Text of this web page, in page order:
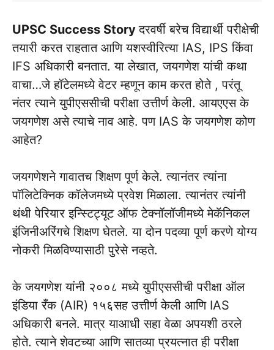
UPSC Success Storyदरवर्षी बरेच विद्यार्थी परीक्षेची
तयारी करत राहतात आणि यशस्वीरित्या IAS, IPS किंवा
IFS अधिकारी बनतात. या लेखात, जयगणेश यांची कथा
वाचा…जे हॉटेलमध्ये वेटर म्हणून काम करत होते , परंतू
नंतर त्याने युपीएससीची परीक्षा उत्तीर्ण केली. आयएएस के
जयगणेश असे त्याचे नाव आहे. पण IAS के जयगणेश कोण
आहेत?
जयगणेशने गावातच शिक्षण पूर्ण केले. त्यानंतर त्यांना
पॉलिटेक्निक कॉलेजमध्ये प्रवेश मिळाला. त्यानंतर त्यांनी
थंथी पेरियार इन्स्टिट्यूट ऑफ टेक्नॉलॉजीमध्ये मेकॅनिकल
इंजिनीअरिंगचे शिक्षण घेतले. या दोन पदव्या पूर्ण करणे योग्य
नोकरी मिळविण्यासाठी पुरेसे नव्हते.
के जयगणेश यांनी २००८ मध्ये युपीएससीची परीक्षा ऑल
इंडिया रँक (AIR) १५६सह उत्तीर्ण केली आणि IAS
अधिकारी बनले. मात्र याआधी सहा वेळा अपयशी ठरले
होते. त्याने शेवटच्या आणि सातव्या प्रयत्नात ही परीक्षा